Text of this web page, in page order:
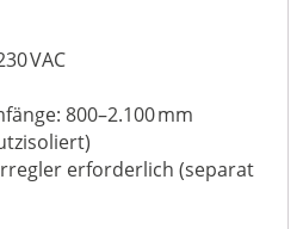
VAC
800–2.100 mm
erforderlich (separat